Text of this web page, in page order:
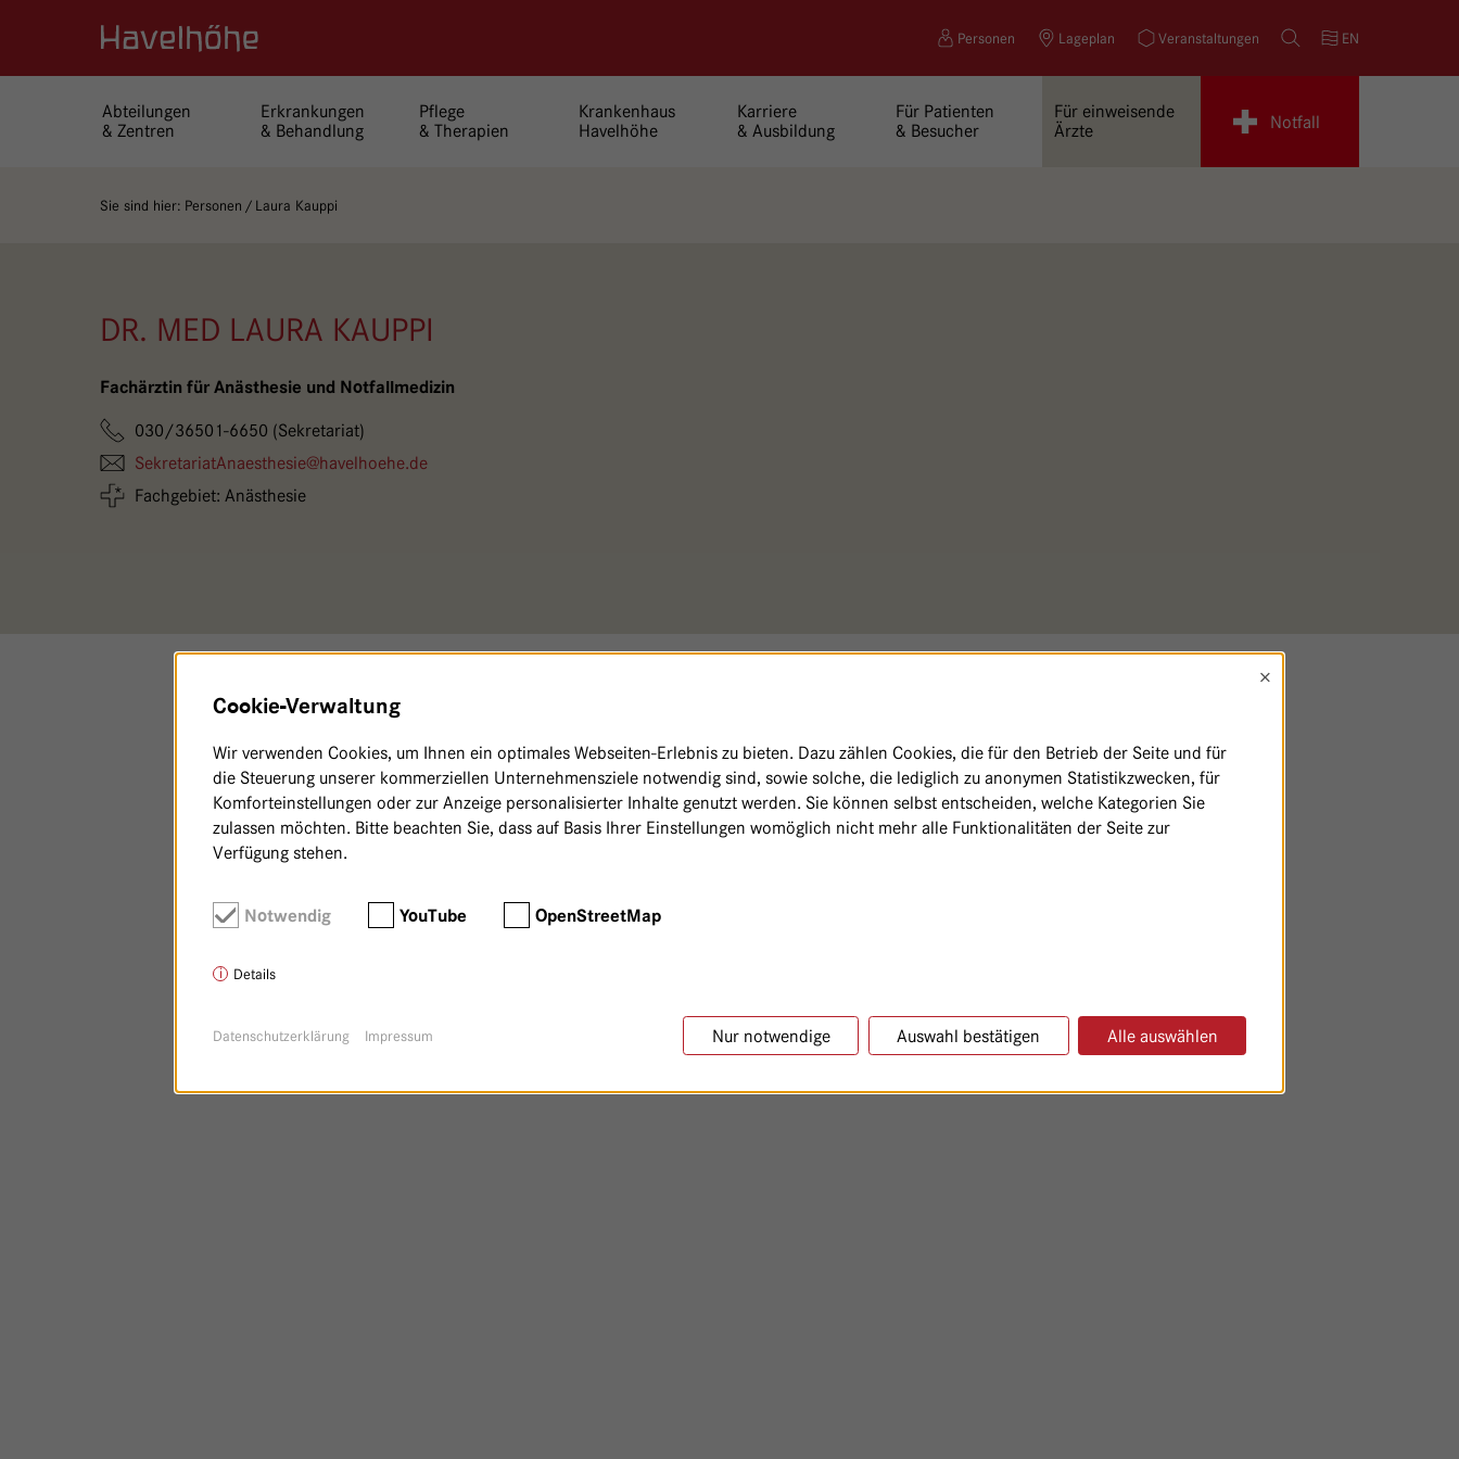
Logo Gemeinschaftskrankenhaus Havelhöhe Personen Lageplan Veranstaltungen SucheEN
Abteilungen
& Zentren
Erkrankungen
& Behandlung
Pflege
& Therapien
Krankenhaus
Havelhöhe
Karriere
& Ausbildung
Für Patienten
& Besucher
Für einweisende
Ärzte
Notfall
Sie sind hier: Personen Laura Kauppi
DR. MED LAURA KAUPPI
Fachärztin für Anästhesie und Notfallmedizin
030/36501-6650 (Sekretariat)
SekretariatAnaesthesie@havelhoehe.de
Fachgebiet: Anästhesie
Cookie-Verwaltung
×
Wir verwenden Cookies, um Ihnen ein optimales Webseiten-Erlebnis zu bieten. Dazu zählen Cookies, die für den Betrieb der Seite und für
die Steuerung unserer kommerziellen Unternehmensziele notwendig sind, sowie solche, die lediglich zu anonymen Statistikzwecken, für
Komforteinstellungen oder zur Anzeige personalisierter Inhalte genutzt werden. Sie können selbst entscheiden, welche Kategorien Sie
zulassen möchten. Bitte beachten Sie, dass auf Basis Ihrer Einstellungen womöglich nicht mehr alle Funktionalitäten der Seite zur
Verfügung stehen.
Notwendig YouTube OpenStreetMap
Details
Nur notwendige Auswahl bestätigen Alle auswählen
Datenschutzerklärung Impressum